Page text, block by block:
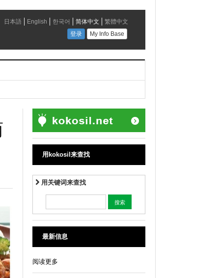
用kokosil来查找
用关键词来查找
最新信息
阅读更多